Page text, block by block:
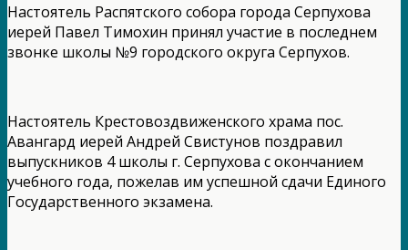
Настоятель Распятского собора города Серпухова
иерей Павел Тимохин принял участие в последнем
звонке школы №9 городского округа Серпухов.
Настоятель Крестовоздвиженского храма пос.
Авангард иерей Андрей Свистунов поздравил
выпускников 4 школы г. Серпухова с окончанием
учебного года, пожелав им успешной сдачи Единого
Государственного экзамена.